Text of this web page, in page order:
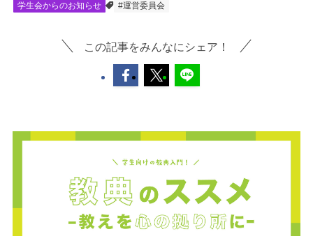
学生会からのお知らせ #運営委員会
この記事をみんなにシェア！